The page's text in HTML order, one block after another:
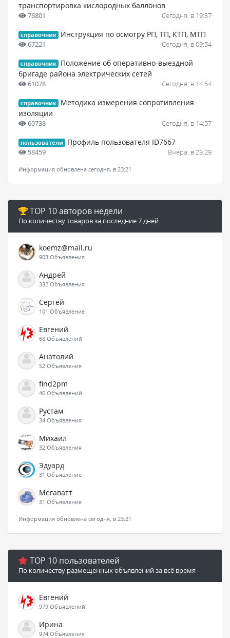
транспортировка кислородных баллонов
76801 Сегодня, в 19:37
справочник Инструкция по осмотру РП, ТП, КТП, МТП
67221 Сегодня, в 09:54
справочник
Положение об оперативно-выездной
бригаде района электрических сетей
61078 Сегодня, в 14:54
справочник
Методика измерения сопротивления
изоляции
60738 Сегодня, в 14:57
пользователи Профиль пользователя ID7667
58459 Вчера, в 23:29
Информация обновлена сегодня, в 23:21
TOP 10 авторов недели
По количеству товаров за последние 7 дней
koemz@mail.ru
903 Объявления
Андрей
332 Объявления
Сергей
101 Объявление
Евгений
68 Объявлений
Анатолий
52 Объявления
find2pm
46 Объявлений
Рустам
34 Объявления
Михаил
32 Объявления
Эдуард
31 Объявление
Мегаватт
31 Объявление
Информация обновлена сегодня, в 23:21
TOP 10 пользователей
По количеству размещенных объявлений за всё время
Евгений
979 Объявлений
Ирина
974 Объявления